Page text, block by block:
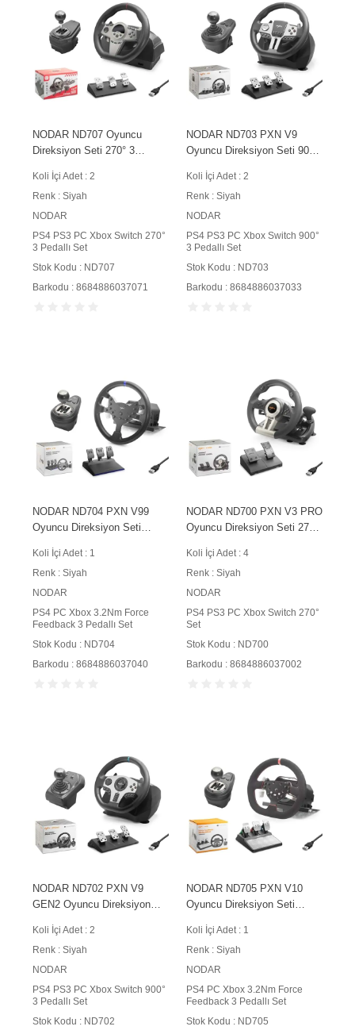
NODAR ND707 Oyuncu
Direksiyon Seti 270° 3
Switch Uyumlu Siyah
Koli İçi Adet : 2
Renk : Siyah
NODAR
PS4 PS3 PC Xbox Switch 270°
3 Pedallı Set
Stok Kodu : ND707
Barkodu : 8684886037071
NODAR ND703 PXN V9
Oyuncu Direksiyon Seti 900°
Switch Uyumlu Siyah
Koli İçi Adet : 2
Renk : Siyah
NODAR
PS4 PS3 PC Xbox Switch 900°
3 Pedallı Set
Stok Kodu : ND703
Barkodu : 8684886037033
NODAR ND704 PXN V99
Oyuncu Direksiyon Seti
Pedallı PS4 PC Xbox
Uyumlu Siyah
Koli İçi Adet : 1
Renk : Siyah
NODAR
PS4 PC Xbox 3.2Nm Force
Feedback 3 Pedallı Set
Stok Kodu : ND704
Barkodu : 8684886037040
NODAR ND700 PXN V3 PRO
Oyuncu Direksiyon Seti 270°
Uyumlu Siyah
Koli İçi Adet : 4
Renk : Siyah
NODAR
PS4 PS3 PC Xbox Switch 270°
Set
Stok Kodu : ND700
Barkodu : 8684886037002
NODAR ND702 PXN V9
GEN2 Oyuncu Direksiyon
PC Xbox Switch Uyumlu
Siyah
Koli İçi Adet : 2
Renk : Siyah
NODAR
PS4 PS3 PC Xbox Switch 900°
3 Pedallı Set
Stok Kodu : ND702
NODAR ND705 PXN V10
Oyuncu Direksiyon Seti
Pedallı PS4 PC Xbox
Uyumlu Siyah
Koli İçi Adet : 1
Renk : Siyah
NODAR
PS4 PC Xbox 3.2Nm Force
Feedback 3 Pedallı Set
Stok Kodu : ND705